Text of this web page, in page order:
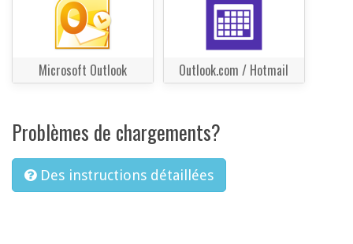
Microsoft Outlook Outlook.com / Hotmail
Problèmes de chargements?
Des instructions détaillées